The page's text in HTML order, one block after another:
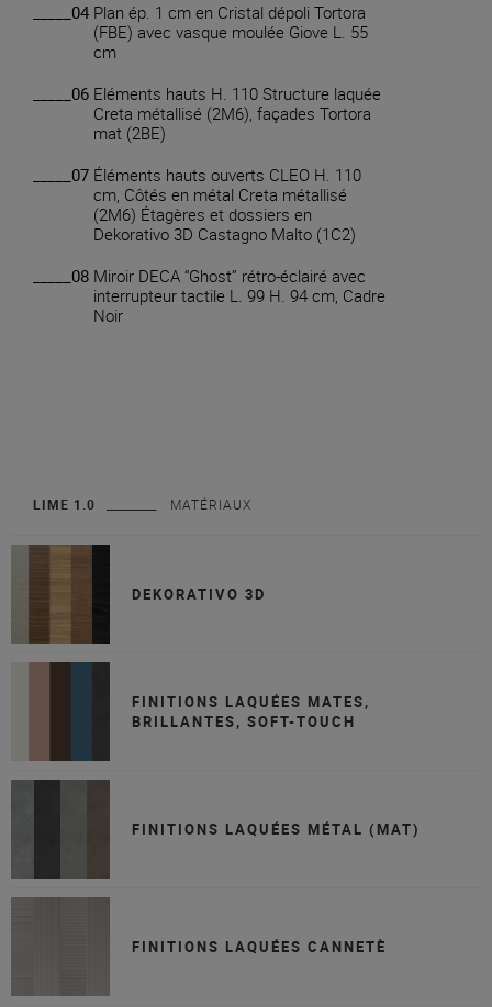
_____04 Plan ép. 1 cm en Cristal dépoli Tortora
(FBE) avec vasque moulée Giove L. 55
cm
_____06 Eléments hauts H. 110 Structure laquée
Creta métallisé (2M6), façades Tortora
mat (2BE)
_____07 Éléments hauts ouverts CLEO H. 110
cm, Côtés en métal Creta métallisé
(2M6) Étagères et dossiers en
Dekorativo 3D Castagno Malto (1C2)
_____08 Miroir DECA “Ghost” rétro-éclairé avec
interrupteur tactile L. 99 H. 94 cm, Cadre
Noir
LIME 1.0 MATÉRIAUX
DEKORATIVO 3D
FINITIONS LAQUÉES MATES,
BRILLANTES, SOFT-TOUCH
FINITIONS LAQUÉES MÉTAL (MAT)
FINITIONS LAQUÉES CANNETÈ